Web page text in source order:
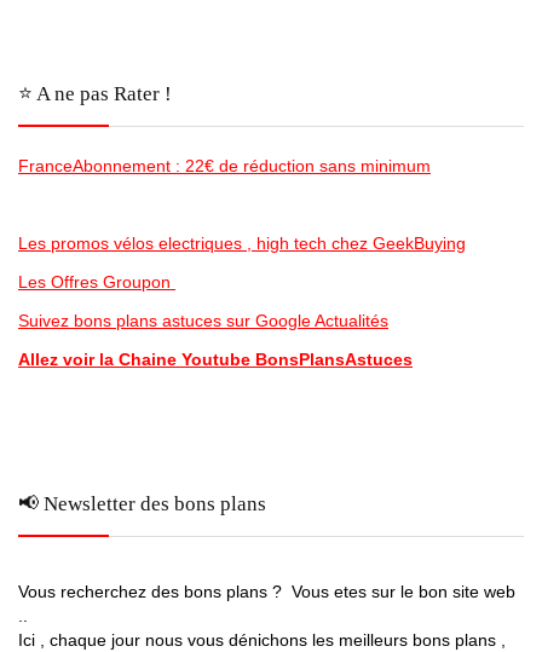
⭐️ A ne pas Rater !
FranceAbonnement : 22€ de réduction sans minimum
Les promos vélos electriques , high tech chez GeekBuying
Les Offres Groupon
Suivez bons plans astuces sur Google Actualités
Allez voir la Chaine Youtube BonsPlansAstuces
📢 Newsletter des bons plans
Vous recherchez des bons plans ? Vous etes sur le bon site web
Ici , chaque jour nous vous dénichons les meilleurs bons plans ,